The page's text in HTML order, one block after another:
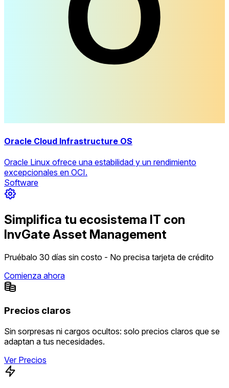
Oracle Cloud Infrastructure OS
Oracle Linux ofrece una estabilidad y un rendimiento
excepcionales en OCI.
Software
Simplifica tu ecosistema IT con
InvGate Asset Management
Pruébalo 30 días sin costo - No precisa tarjeta de crédito
Comienza ahora
Precios claros
Sin sorpresas ni cargos ocultos: solo precios claros que se
adaptan a tus necesidades.
Ver Precios